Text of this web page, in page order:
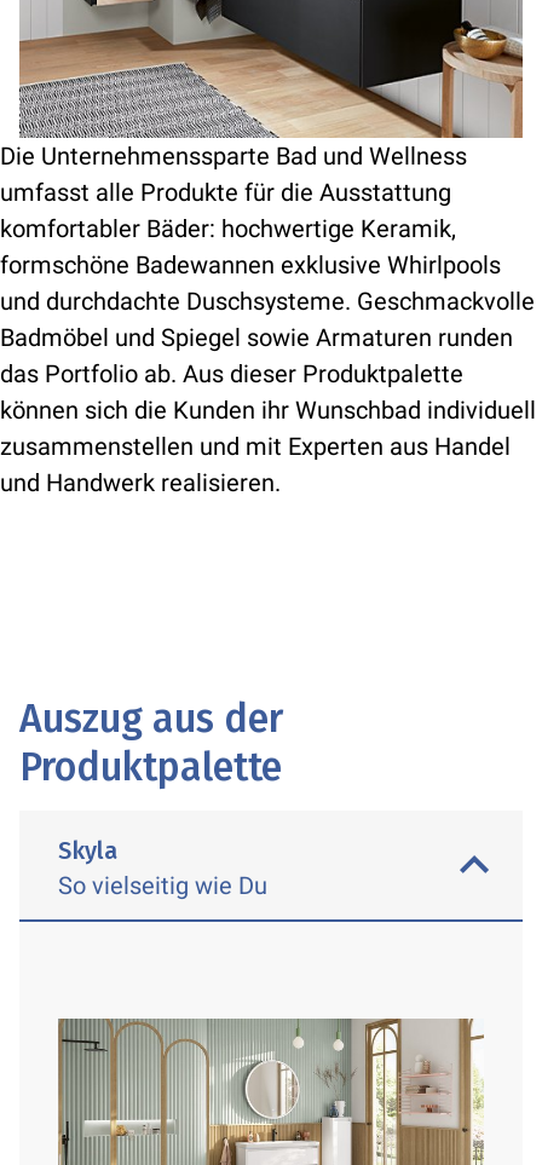
Die Unternehmenssparte Bad und Wellness
umfasst alle Produkte für die Ausstattung
komfortabler Bäder: hochwertige Keramik,
formschöne Badewannen exklusive Whirlpools
und durchdachte Duschsysteme. Geschmackvolle
Badmöbel und Spiegel sowie Armaturen runden
das Portfolio ab. Aus dieser Produktpalette
können sich die Kunden ihr Wunschbad individuell
zusammenstellen und mit Experten aus Handel
und Handwerk realisieren.
Auszug aus der
Produktpalette
Skyla
So vielseitig wie Du